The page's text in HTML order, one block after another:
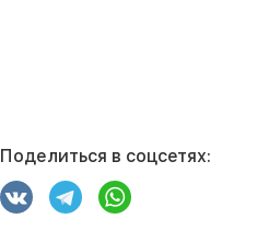
Поделиться в соцсетях: